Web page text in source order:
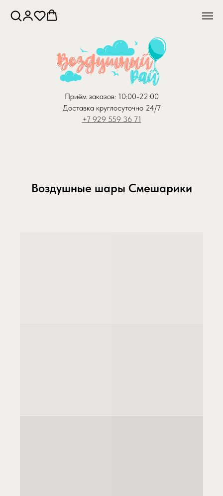
Приём заказов: 10:00-22:00
Доставка круглосуточно 24/7
+7 929 559 36 71
Воздушные шары Смешарики